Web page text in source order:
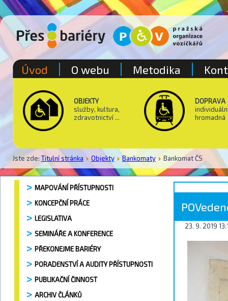
OBJEKTY
služby, kultura,
zdravotnictví ...
DOPRAVA
hromadná
Jste zde: Titulní stránka Objekty Bankomaty Bankomat ČS
Úvod O webu Metodika
MAPOVÁNÍ PŘÍSTUPNOSTI
KONCEPČNÍ PRÁCE
LEGISLATIVA
SEMINÁŘE A KONFERENCE
PŘEKONEJME BARIÉRY
PORADENSTVÍ A AUDITY PŘÍSTUPNOSTI
PUBLIKAČNÍ ČINNOST
ARCHIV ČLÁNKŮ
23. 9. 2019